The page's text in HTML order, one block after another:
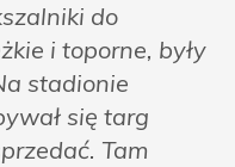
do
i toporne, były
stadionie
się targ
Tam